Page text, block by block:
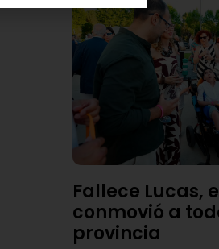
Fallece Lucas,
conmovió a
provincia